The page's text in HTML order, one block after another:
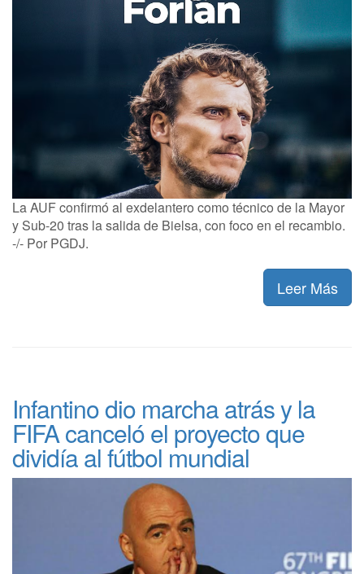
La AUF confirmó al exdelantero como técnico de la Mayor
y Sub-20 tras la salida de Bielsa, con foco en el recambio.
-/- Por PGDJ.
Leer Más
Infantino dio marcha atrás y la
FIFA canceló el proyecto que
dividía al fútbol mundial